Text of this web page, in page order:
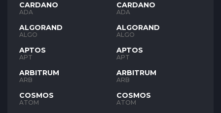
CARDANO
ADA
ALGORAND
ALGO
APTOS
APT
ARBITRUM
ARB
COSMOS
ATOM
CARDANO
ADA
ALGORAND
ALGO
APTOS
APT
ARBITRUM
ARB
COSMOS
ATOM